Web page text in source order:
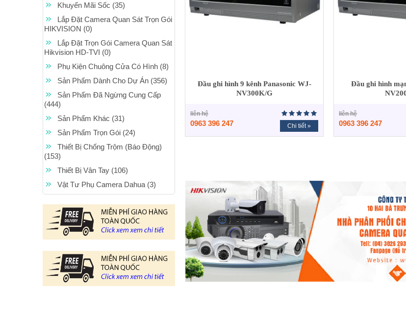
Đầu ghi hình 9 kênh Panasonic WJ-
NV300K/G
liên hệ
0963 396 247 Chi tiết »
Đầu ghi hình
liên hệ
0963 396 247
Khuyến Mãi Sốc (35)
Lắp Đặt Camera Quan Sát Trọn Gói
HIKVISION (0)
Lắp Đặt Trọn Gói Camera Quan Sát
Hikvision HD-TVI (0)
Phụ Kiện Chuông Cửa Có Hình (8)
Sản Phẩm Dành Cho Dự Án (356)
Sản Phẩm Đã Ngừng Cung Cấp
(444)
Sản Phẩm Khác (31)
Sản Phẩm Trọn Gói (24)
Thiết Bị Chống Trộm (Báo Động)
(153)
Thiết Bị Vân Tay (106)
Vật Tư Phụ Camera Dahua (3)